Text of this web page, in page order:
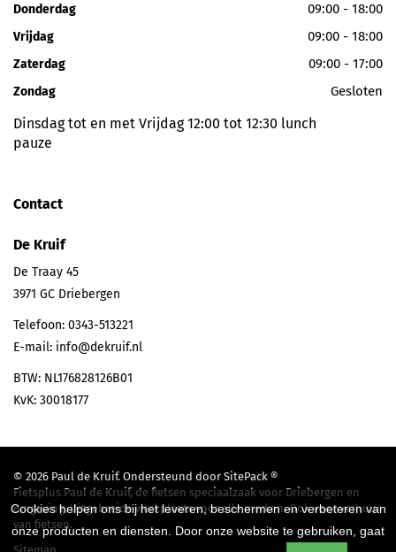
Donderdag 09:00 - 18:00
Vrijdag 09:00 - 18:00
Zaterdag 09:00 - 17:00
Zondag Gesloten
Dinsdag tot en met Vrijdag 12:00 tot 12:30 lunch
pauze
Contact
De Kruif
De Traay 45
3971 GC Driebergen
Telefoon: 0343-513221
E-mail: info@dekruif.nl
BTW: NL176828126B01
KvK: 30018177
© 2026 Paul de Kruif. Ondersteund door SitePack ®
Fietsplus Paul de Kruif, de fietsen speciaalzaak voor Driebergen en
omgeving. Uitgebreide werkplaats voor alle merken. Ook voor verhuur
van fietsen.
Cookies helpen ons bij het leveren, beschermen en verbeteren van
onze producten en diensten. Door onze website te gebruiken, gaat